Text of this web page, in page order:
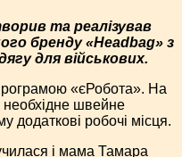
та реалізував
бренду «Headbag» з
для військових.
«єРобота». На
необхідне швейне
додаткові робочі місця.
і мама Тамара